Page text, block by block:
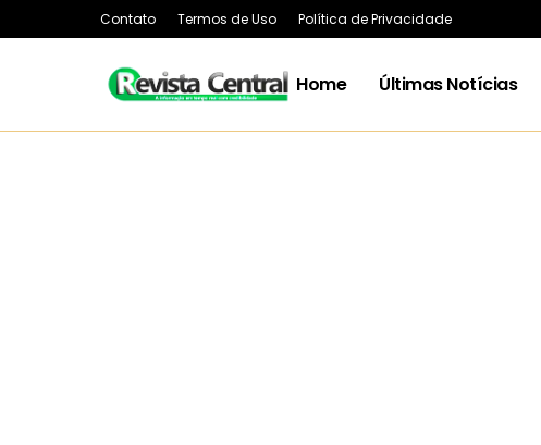
Contato Termos de Uso Política de Privacidade
Home Últimas Notícias